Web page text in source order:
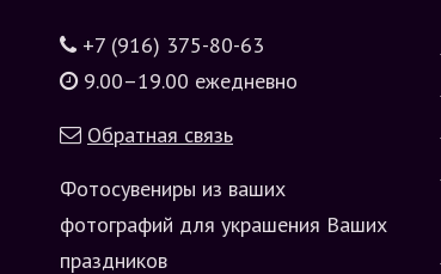
+7 (916) 375-80-63
9.00–19.00 ежедневно
Обратная связь
Фотосувениры из ваших
фотографий для украшения Ваших
праздников